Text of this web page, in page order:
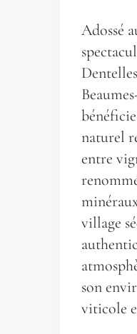
Adossé
naturel
entre
village
son
viticole